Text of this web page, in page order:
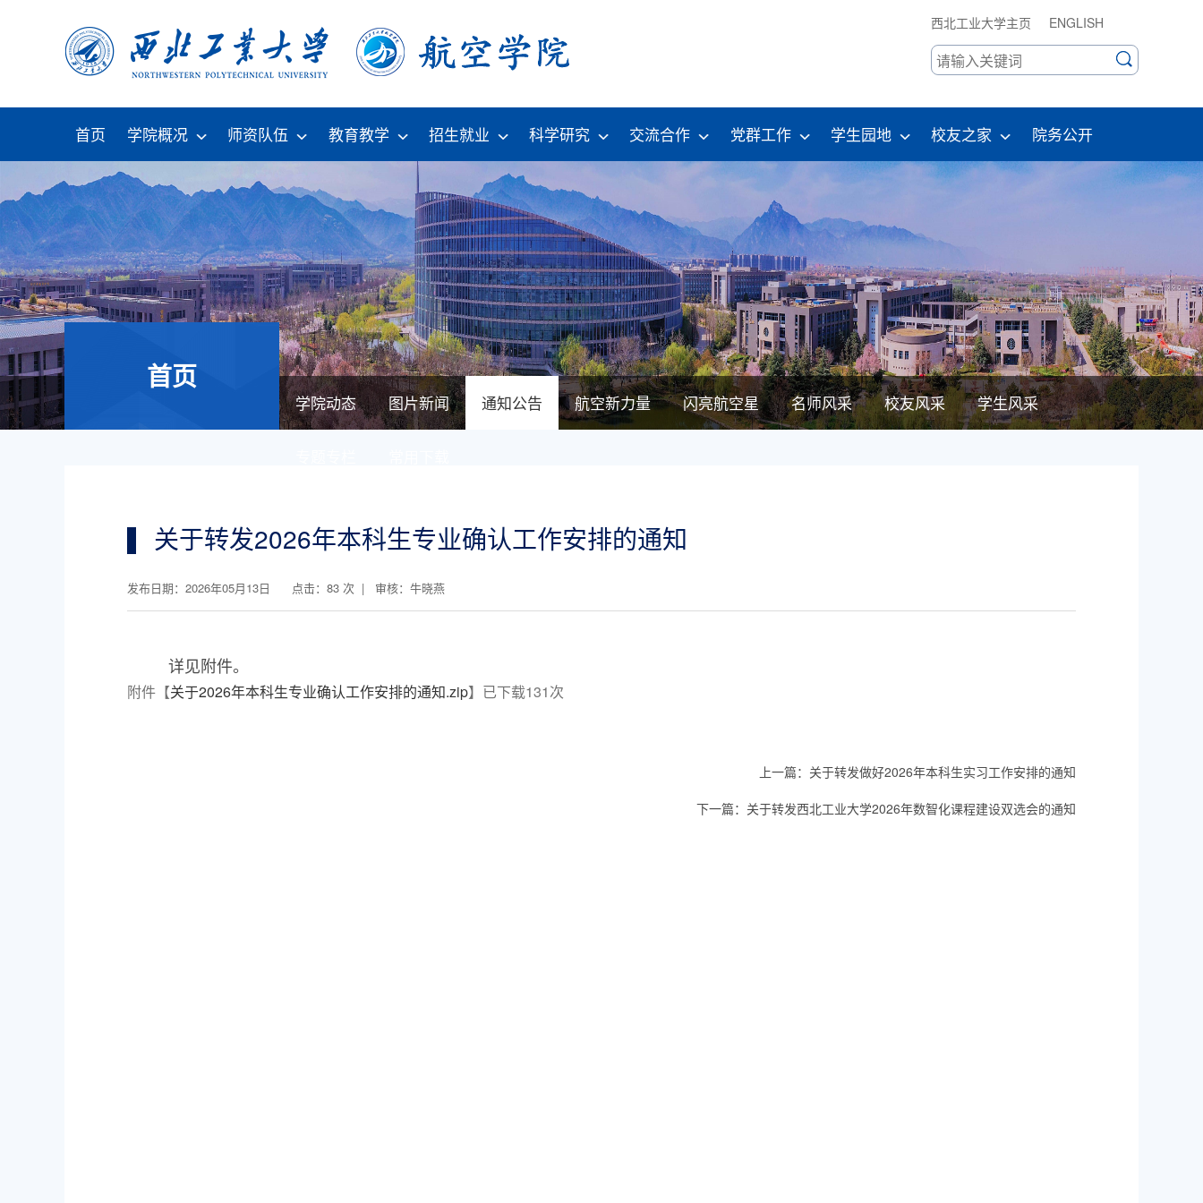
西北工业大学主页 ENGLISH
首页 学院概况 师资队伍 教育教学 招生就业 科学研究 交流合作 党群工作 学生园地 校友之家 院务公开
首页
学院动态 图片新闻 通知公告 航空新力量 闪亮航空星 名师风采 校友风采 学生风采
关于转发2026年本科生专业确认工作安排的通知
发布日期：2026年05月13日 点击： 83 次 | 审核：牛晓燕
详见附件。
附件【关于2026年本科生专业确认工作安排的通知.zip】已下载131次
上一篇： 关于转发做好2026年本科生实习工作安排的通知
下一篇： 关于转发西北工业大学2026年数智化课程建设双选会的通知